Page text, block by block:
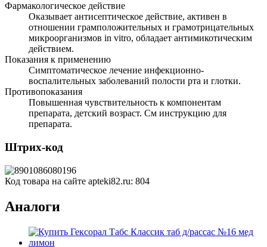
Фармакологическое действие
Оказывает антисептическое действие, активен в
отношении грамположительных и грамотрицательных
микроорганизмов in vitro, обладает антимикотическим
действием.
Показания к применению
Симптоматическое лечение инфекционно-
воспалительных заболеваний полости рта и глотки.
Противопоказания
Повышенная чувствительность к компонентам
препарата, детский возраст. См инструкцию для
препарата.
Штрих-код
Код товара на сайте apteki82.ru: 804
Аналоги